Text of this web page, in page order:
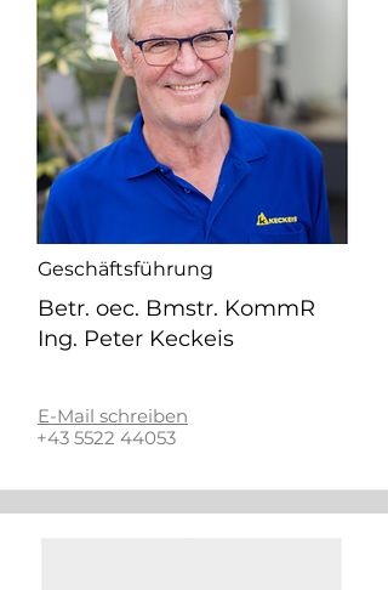
Geschäftsführung
Betr. oec. Bmstr. KommR
Ing. Peter Keckeis
E-Mail schreiben
+43 5522 44053